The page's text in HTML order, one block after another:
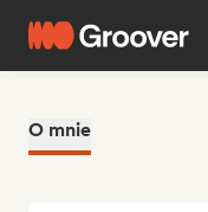
O mnie